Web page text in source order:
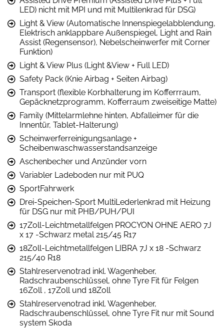
LED) nicht mit MPI und mit Multilenkrad für DSG)
Light & View (Automatische Innenspiegelabblendung,
Elektrisch anklappbare Außenspiegel, Light and Rain
Assist (Regensensor), Nebelscheinwerfer mit Corner
Funktion)
Light & View Plus (Light &View + Full LED)
Safety Pack (Knie Airbag + Seiten Airbag)
Transport (flexible Korbhalterung im Kofferrraum,
Gepäcknetzprogramm, Kofferraum zweiseitige Matte)
Family (Mittelarmlehne hinten, Abfalleimer für die
Innentür, Tablet-Halterung)
Scheinwerferreinigungsanlage +
Scheibenwaschwasserstandsanzeige
Aschenbecher und Anzünder vorn
Variabler Ladeboden nur mit PUQ
SportFahrwerk
Drei-Speichen-Sport MultiLederlenkrad mit Heizung
für DSG nur mit PHB/PUH/PUI
17Zoll-Leichtmetallfelgen PROCYON OHNE AERO 7J
x 17 -Schwarz metal 215/45 R17
18Zoll-Leichtmetallfelgen LIBRA 7J x 18 -Schwarz
215/40 R18
Stahlreservenotrad inkl. Wagenheber,
Radschraubenschlüssel, ohne Tyre Fit für Felgen
16Zoll , 17Zoll und 18Zoll
Stahlreservenotrad inkl. Wagenheber,
Radschraubenschlüssel, ohne Tyre Fit nur mit Sound
system Skoda